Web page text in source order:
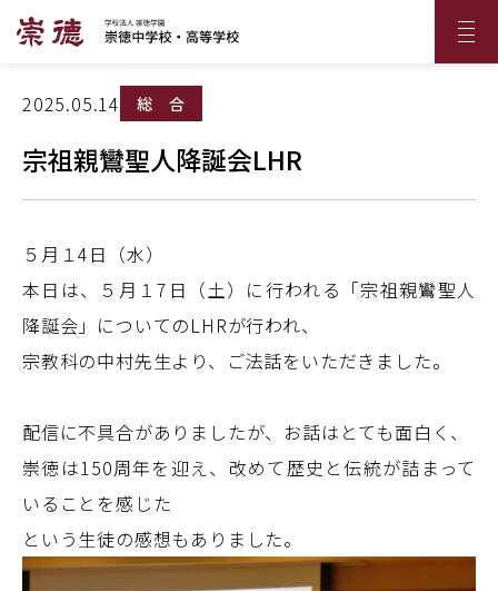
2025.05.14 総 合
宗祖親鸞聖人降誕会LHR
５月１4日（水）
本日は、５月１7日（土）に行われる「宗祖親鸞聖人
降誕会」についてのLHRが行われ、
宗教科の中村先生より、ご法話をいただきました。
配信に不具合がありましたが、お話はとても面白く、
崇徳は150周年を迎え、改めて歴史と伝統が詰まって
いることを感じた
という生徒の感想もありました。